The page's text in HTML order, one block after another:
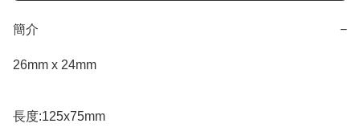
簡介 −
26mm x 24mm
長度:125x75mm